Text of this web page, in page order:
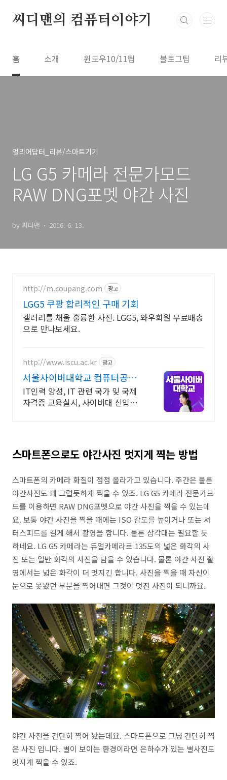
씨디맨의 컴퓨터이야기
홈 소개 윈도우10/11팁 블로그팁 리
얼리어답터_리뷰/스마트기기
LG G5 카메라 전문가모드
RAW DNG포멧 야간 사진
by 씨디맨 2016. 6. 13.
http://m.coupang.com 광고
LGG5 쿠팡 합리적인 구매 기회
갤러리를 채울 훌륭한 사진. LGG5, 와우회원 무료배송
으로 만나보세요.
http://www.iscu.ac.kr 광고
서울사이버대학교 컴퓨터공학
과 2026 가을학기 신편입생
IT인력 양성, IT 관련 국가 및 국제
자격증 교육실시, 사이버대 신입생
스마트폰으로도 야간사진 멋지게 찍는 방법
스마트폰의 카메라 화질이 점점 올라가고 있습니다. 주간은 물론
야간사진도 꽤 그럴듯하게 찍을 수 있죠. LG G5 카메라 전문가모
드를 이용하면 RAW DNG포멧으로 야간 사진을 찍을 수 있는데
요. 보통 야간 사진을 찍을 때에는 ISO 감도를 높이거나 또는 셔
터스피드를 길게 해서 촬영을 합니다. 물론 삼각대는 필요할 듯
하네요. LG G5 카메라는 듀얼카메라로 135도의 넓은 화각의 사
진 또는 일반 화각의 사진을 담을 수 있습니다. 물론 야간 사진 촬
영에서는 넓은 화각이 더 멋지긴 합니다. 사진을 찍을 때 자신이
눈으로 못봤던 부분을 찍어내면 그것이 멋진 사진이 되니까요.
야간 사진을 간단히 찍어 봤는데요. 스마트폰으로 그냥 간단히 찍
은 사진 입니다. 별이 보이는 환경이라면 은하수가 있는 별사진도
멋지게 찍을 수 있죠.